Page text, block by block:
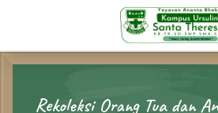
Rekoleksi Orang Tua dan